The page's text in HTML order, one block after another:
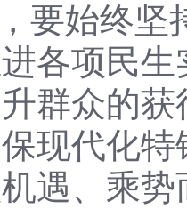
要始终坚
各项民
群众的
现代化
遇、乘